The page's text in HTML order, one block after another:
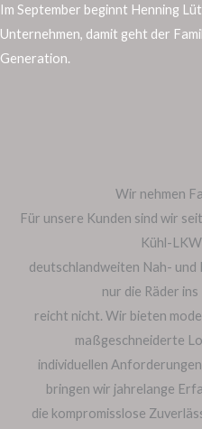
Im September beginnt Henning
Unternehmen, damit geht der
Generation.
Wir nehmen
Für unsere Kunden sind wir
Kühl-
deutschlandweiten Nah-
nur die Räder
reicht nicht. Wir bieten
maßgeschneiderte
individuellen
bringen wir jahrelange
die kompromisslose